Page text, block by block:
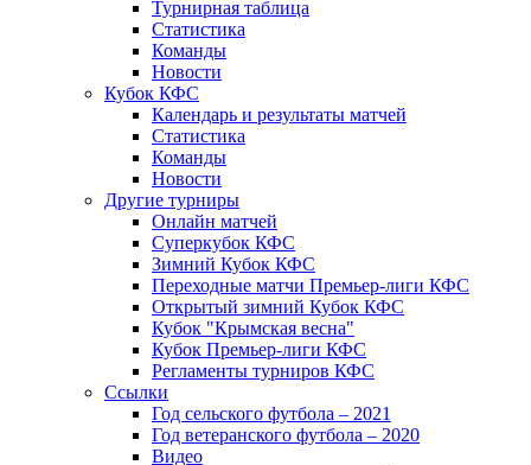
Турнирная таблица
Статистика
Команды
Новости
Кубок КФС
Календарь и результаты матчей
Статистика
Команды
Новости
Другие турниры
Онлайн матчей
Суперкубок КФС
Зимний Кубок КФС
Переходные матчи Премьер-лиги КФС
Открытый зимний Кубок КФС
Кубок "Крымская весна"
Кубок Премьер-лиги КФС
Регламенты турниров КФС
Ссылки
Год сельского футбола – 2021
Год ветеранского футбола – 2020
Видео